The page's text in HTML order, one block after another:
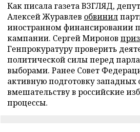
Как писала газета ВЗГЛЯД,
Алексей Журавлев обвинил
иностранном финансировании
кампании. Сергей Миронов
Генпрокуратуру проверить
политической силы перед
выборами. Ранее Совет
активную подготовку западных
вмешательству в российские
процессы.